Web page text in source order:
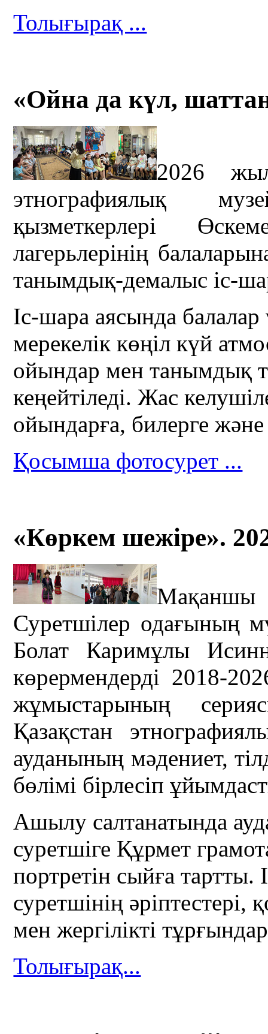
Толығырақ ...
«Ойна да күл,
2026
этнографиялық
қызметкерлері
лагерьлерінің
танымдық-демалыс іс-
Іс-шара аясында
мерекелік көңіл күй
ойындар мен танымдық
кеңейтіледі. Жас
ойындарға, билерге
Қосымша фотосурет ...
«Көркем шежіре».
Мақаншы
Суретшілер одағының
Болат Каримұлы
көрермендерді 2018-
жұмыстарының
Қазақстан
ауданының мәдениет,
бөлімі бірлесіп
Ашылу салтанатында
суретшіге Құрмет
портретін сыйға тартты.
суретшінің
мен жергілікті
Толығырақ...